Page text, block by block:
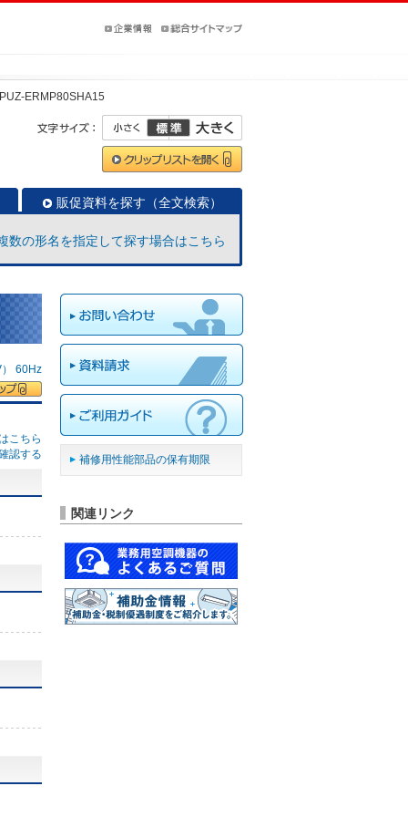
PUZ-ERMP80SHA15
販促資料を探す（全文検索）
数の形名を指定して探す場合はこちら
60Hz
こちら
認する
補修用性能部品の保有期限
関連リンク